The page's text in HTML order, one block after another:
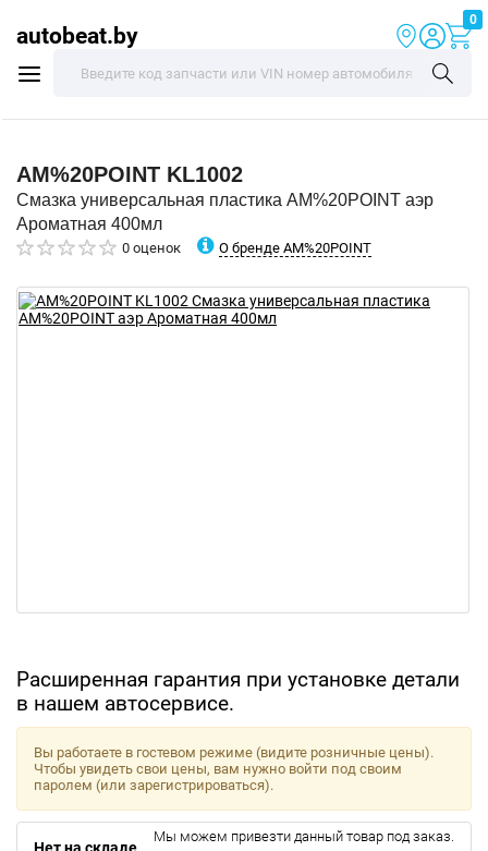
autobeat.by
0
AM%20POINT KL1002
Смазка универсальная пластика AM%20POINT аэр
Ароматная 400мл
0 оценок О бренде AM%20POINT
Расширенная гарантия при установке детали
в нашем автосервисе.
Вы работаете в гостевом режиме (видите розничные цены).
Чтобы увидеть свои цены, вам нужно войти под своим
паролем (или зарегистрироваться).
Мы можем привезти данный товар под заказ.